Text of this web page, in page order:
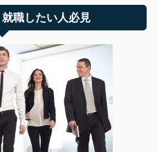
職したい人必見